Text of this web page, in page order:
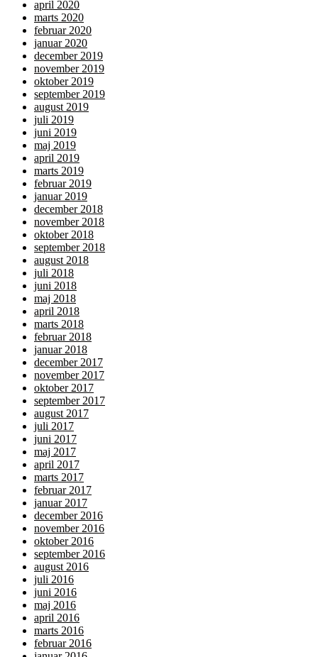
april 2020
marts 2020
februar 2020
januar 2020
december 2019
november 2019
oktober 2019
september 2019
august 2019
juli 2019
juni 2019
maj 2019
april 2019
marts 2019
februar 2019
januar 2019
december 2018
november 2018
oktober 2018
september 2018
august 2018
juli 2018
juni 2018
maj 2018
april 2018
marts 2018
februar 2018
januar 2018
december 2017
november 2017
oktober 2017
september 2017
august 2017
juli 2017
juni 2017
maj 2017
april 2017
marts 2017
februar 2017
januar 2017
december 2016
november 2016
oktober 2016
september 2016
august 2016
juli 2016
juni 2016
maj 2016
april 2016
marts 2016
februar 2016